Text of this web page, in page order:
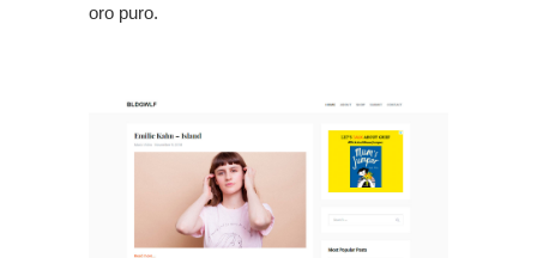
oro puro.